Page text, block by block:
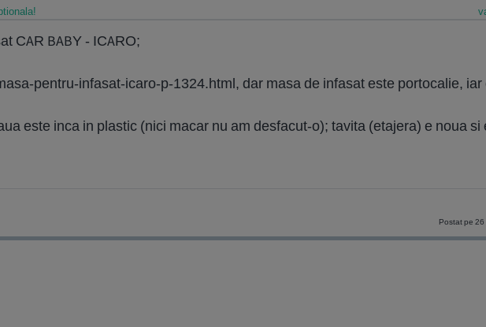
CAR BABY - ICARO;
pentru-infasat-icaro-p-1324.html, dar masa de infasat este portocalie, iar
este inca in plastic (nici macar nu am desfacut-o); tavita (etajera) e noua si
Postat pe